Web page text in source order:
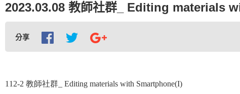
2023.03.08 教師社群_ Editing materials
分享
112-2 教師社群 Editing materials with Smartphone(I)